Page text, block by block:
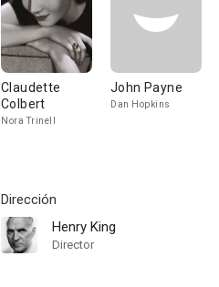
Claudette
Colbert
Nora Trinell
John Payne
Dan Hopkins
Dirección
Henry King
Director